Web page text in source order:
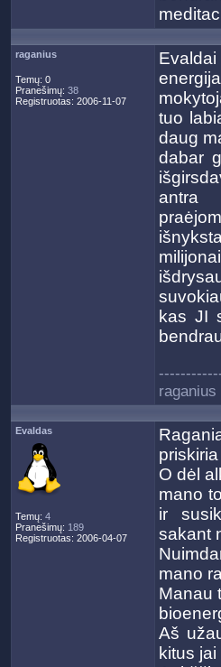
raganius
Temų: 0
Pranešimų: 38
Registruotas: 2006-11-07
tuo
daug
dabar
antra
kas JI
raganius
Evaldas
Temų: 4
Pranešimų: 189
Registruotas: 2006-04-07
O dėl
mano
ir
sakant
mano
Manau
Aš
kitus